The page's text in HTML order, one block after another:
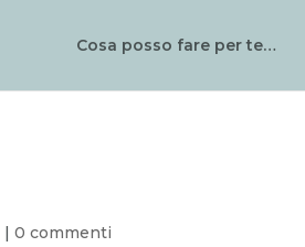
Cosa posso fare per te…
|0 commenti